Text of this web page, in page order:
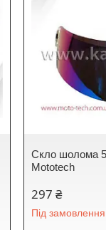
Скло шолома
Mototech
297 ₴
Під замовлення